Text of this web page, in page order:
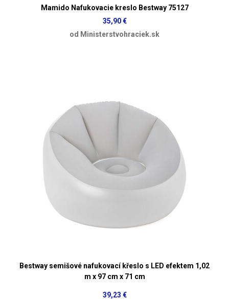
Mamido Nafukovacie kreslo Bestway 75127
35,90 €
od Ministerstvohraciek.sk
Bestway semišové nafukovací křeslo s LED efektem 1,02
m x 97 cm x 71 cm
39,23 €